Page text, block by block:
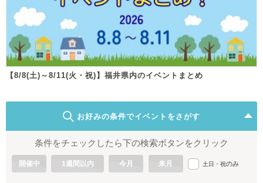
【8/8(土)～8/11(火・祝)】福井県内のイベントまとめ
お好みの条件でイベントをさがす
条件をチェックしたら下の検索ボタンをクリック
開催中 1週間以内 今月 来月 土日・祝のみ